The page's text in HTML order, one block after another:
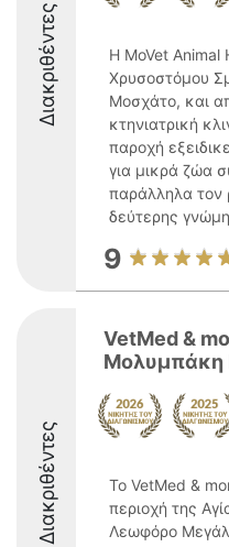
Διακριθέντες
Η MoVet Animal
Χρυσοστόμου
Μοσχάτο, και
κτηνιατρική
παροχή
για μικρά ζώα
παράλληλα τον
δεύτερης
9
Διακριθέντες
VetMed &
Μολυμπάκη
Το VetMed &
περιοχή της
Λεωφόρο